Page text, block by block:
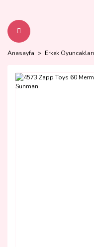
Anasayfa Erkek Oyuncakları